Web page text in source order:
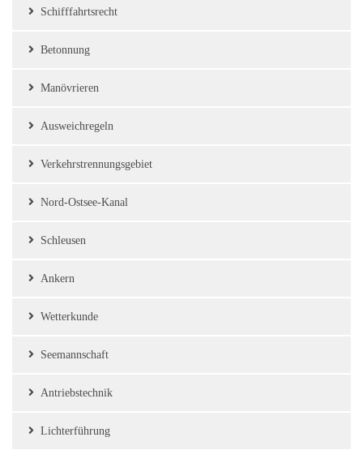
Schifffahrtsrecht
Betonnung
Manövrieren
Ausweichregeln
Verkehrstrennungsgebiet
Nord-Ostsee-Kanal
Schleusen
Ankern
Wetterkunde
Seemannschaft
Antriebstechnik
Lichterführung